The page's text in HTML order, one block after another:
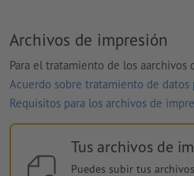
Archivos de impresión
Para el tratamiento de los aarchivos
Acuerdo sobre tratamiento de datos
Requisitos para los archivos de
Tus archivos de
Puedes subir tus